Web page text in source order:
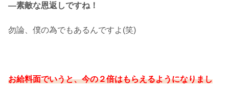
―素敵な恩返しですね！
勿論、僕の為でもあるんですよ(笑)
お給料面でいうと、今の２倍はもらえるようになりまし